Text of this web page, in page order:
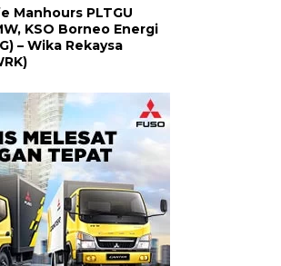
Manhours PLTGU
KSO Borneo Energi
– Wika Rekaysa